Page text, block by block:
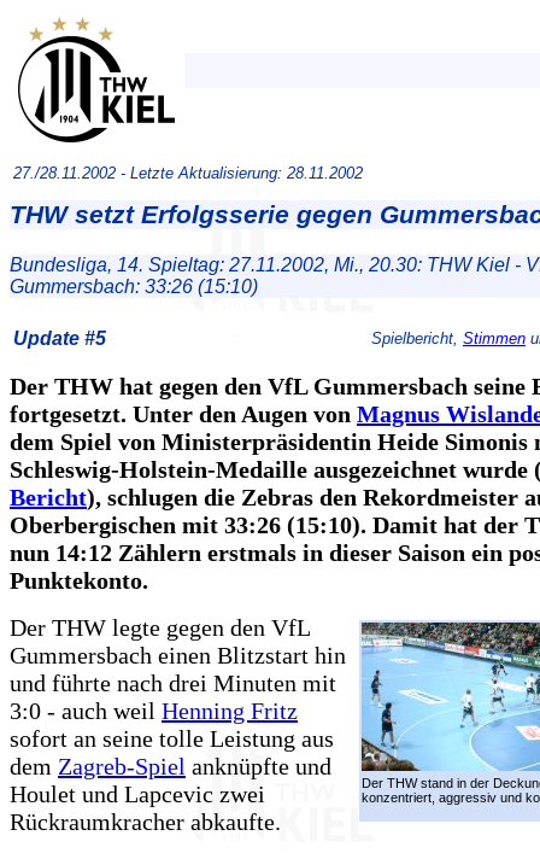
27./28.11.2002 - Letzte Aktualisierung: 28.11.2002
THW setzt Erfolgsserie gegen
Bundesliga, 14. Spieltag: 27.11.2002, Mi., 20.30: THW Kiel -
Gummersbach: 33:26 (15:10)
Update #5 Spielbericht, Stimmen
Der THW hat gegen den VfL Gummersbach seine
fortgesetzt. Unter den Augen von Magnus
dem Spiel von Ministerpräsidentin Heide Simonis
Schleswig-Holstein-Medaille ausgezeichnet wurde
Bericht), schlugen die Zebras den Rekordmeister
Oberbergischen mit 33:26 (15:10). Damit hat der
nun 14:12 Zählern erstmals in dieser Saison ein
Punktekonto.
Der THW stand in der
konzentriert, aggressiv und
Der THW legte gegen den VfL
Gummersbach einen Blitzstart hin
und führte nach drei Minuten mit
3:0 - auch weil Henning Fritz
sofort an seine tolle Leistung aus
dem Zagreb-Spiel anknüpfte und
Houlet und Lapcevic zwei
Rückraumkracher abkaufte.